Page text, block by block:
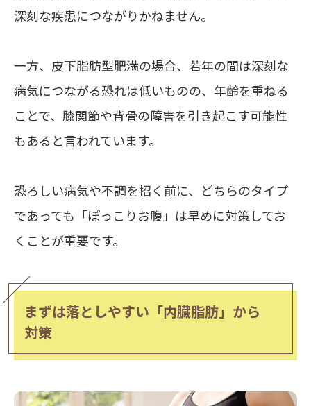
深刻な疾患につながりかねません。
一方、皮下脂肪型肥満の場合、若年の間は深刻な
病気につながる恐れは低いものの、年齢を重ねる
ことで、膝関節や背骨の障害を引き起こす可能性
もあると言われています。
恐ろしい病気や不調を招く前に、どちらのタイプ
であっても「ぽっこりお腹」は早めに対策してお
くことが重要です。
まずは落としやすい「内臓脂肪」から
対策